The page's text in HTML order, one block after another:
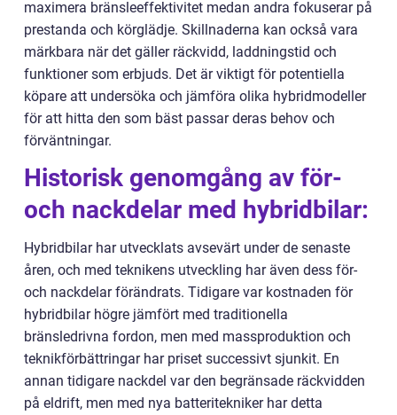
maximera bränsleeffektivitet medan andra fokuserar på
prestanda och körglädje. Skillnaderna kan också vara
märkbara när det gäller räckvidd, laddningstid och
funktioner som erbjuds. Det är viktigt för potentiella
köpare att undersöka och jämföra olika hybridmodeller
för att hitta den som bäst passar deras behov och
förväntningar.
Historisk genomgång av för-
och nackdelar med hybridbilar:
Hybridbilar har utvecklats avsevärt under de senaste
åren, och med teknikens utveckling har även dess för-
och nackdelar förändrats. Tidigare var kostnaden för
hybridbilar högre jämfört med traditionella
bränsledrivna fordon, men med massproduktion och
teknikförbättringar har priset successivt sjunkit. En
annan tidigare nackdel var den begränsade räckvidden
på eldrift, men med nya batteritekniker har detta